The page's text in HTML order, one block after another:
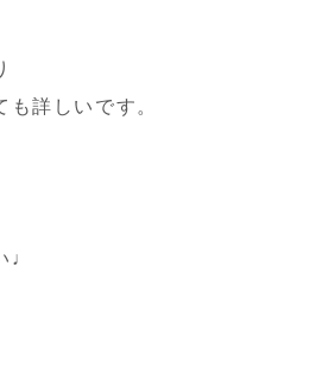
詳しいです。
♩